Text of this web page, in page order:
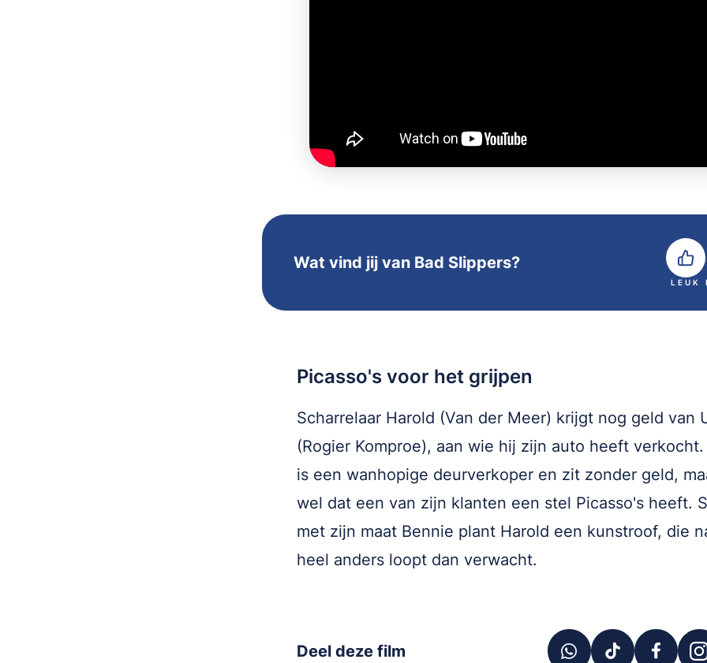
Wat vind jij van Bad Slippers?
LEUK
Picasso's voor het grijpen
Scharrelaar Harold (Van der Meer) krijgt nog geld van
(Rogier Komproe), aan wie hij zijn auto heeft
is een wanhopige deurverkoper en zit zonder geld,
wel dat een van zijn klanten een stel Picasso's heeft.
met zijn maat Bennie plant Harold een kunstroof, die
heel anders loopt dan verwacht.
Deel deze film